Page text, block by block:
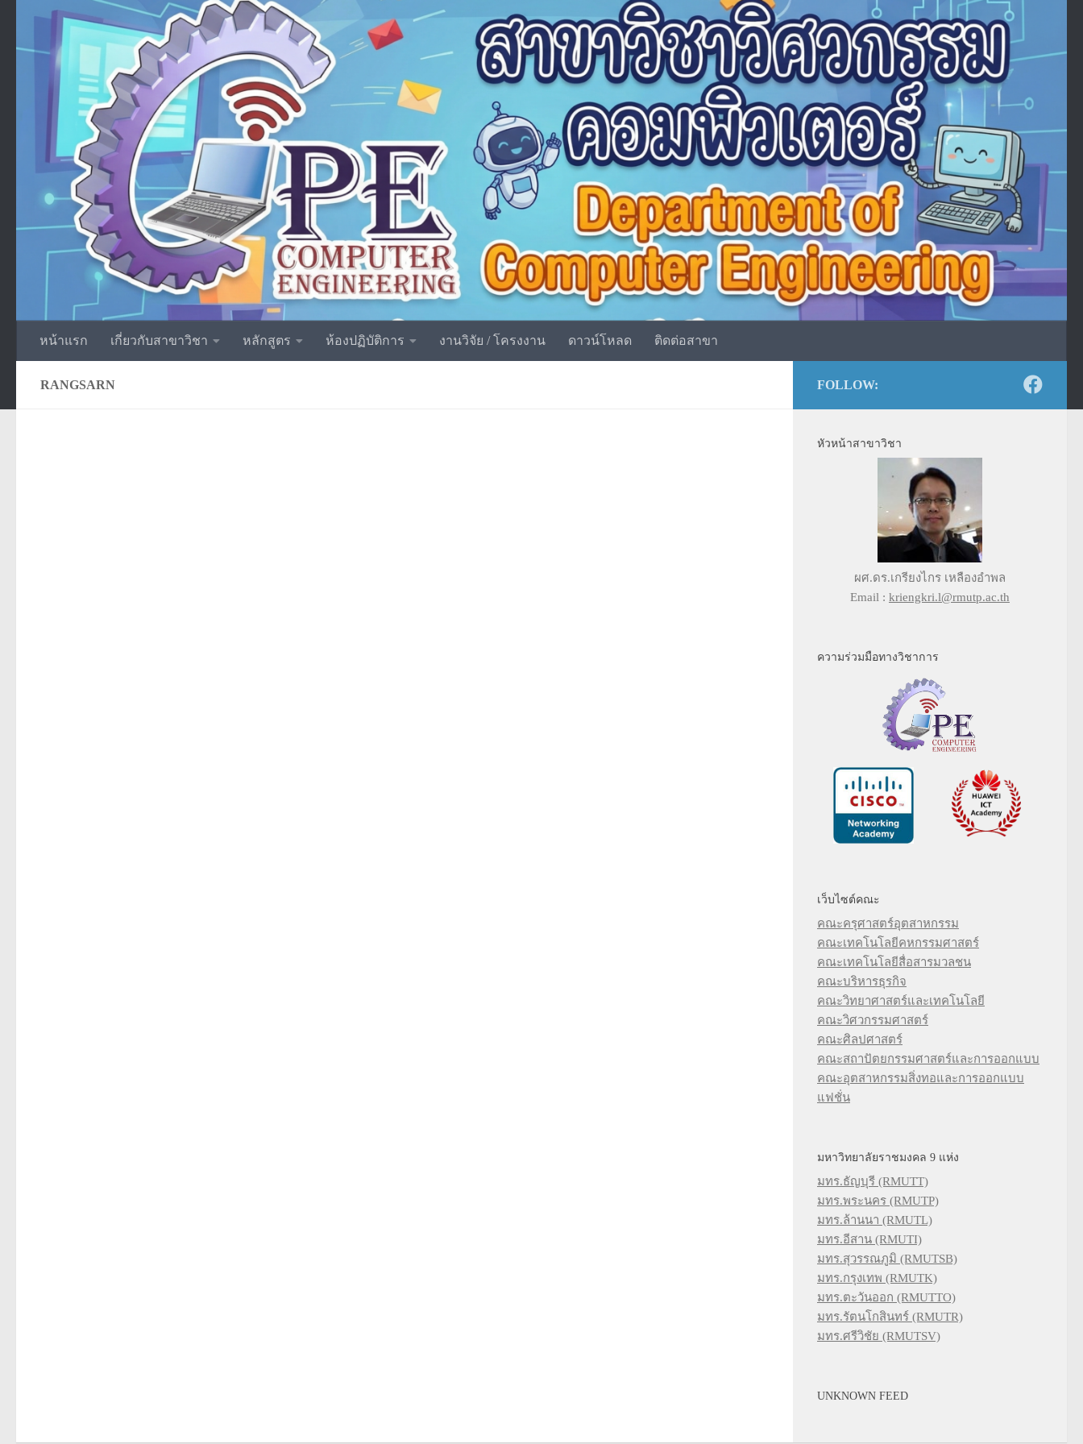
Skip to content
หน้าแรก เกี่ยวกับสาขาวิชา หลักสูตร ห้องปฏิบัติการ งานวิจัย / โครงงาน ดาวน์โหลด ติดต่อสาขา
RANGSARN FOLLOW:
หัวหน้าสาขาวิชา
ผศ.ดร.เกรียงไกร เหลืองอำพล
Email : kriengkri.l@rmutp.ac.th
ความร่วมมือทางวิชาการ
เว็บไซต์คณะ
คณะครุศาสตร์อุตสาหกรรม
คณะเทคโนโลยีคหกรรมศาสตร์
คณะเทคโนโลยีสื่อสารมวลชน
คณะบริหารธุรกิจ
คณะวิทยาศาสตร์และเทคโนโลยี
คณะวิศวกรรมศาสตร์
คณะศิลปศาสตร์
คณะสถาปัตยกรรมศาสตร์และการออกแบบ
คณะอุตสาหกรรมสิ่งทอและการออกแบบ
แฟชั่น
มหาวิทยาลัยราชมงคล 9 แห่ง
มทร.ธัญบุรี (RMUTT)
มทร.พระนคร (RMUTP)
มทร.ล้านนา (RMUTL)
มทร.อีสาน (RMUTI)
มทร.สุวรรณภูมิ (RMUTSB)
มทร.กรุงเทพ (RMUTK)
มทร.ตะวันออก (RMUTTO)
มทร.รัตนโกสินทร์ (RMUTR)
มทร.ศรีวิชัย (RMUTSV)
UNKNOWN FEED